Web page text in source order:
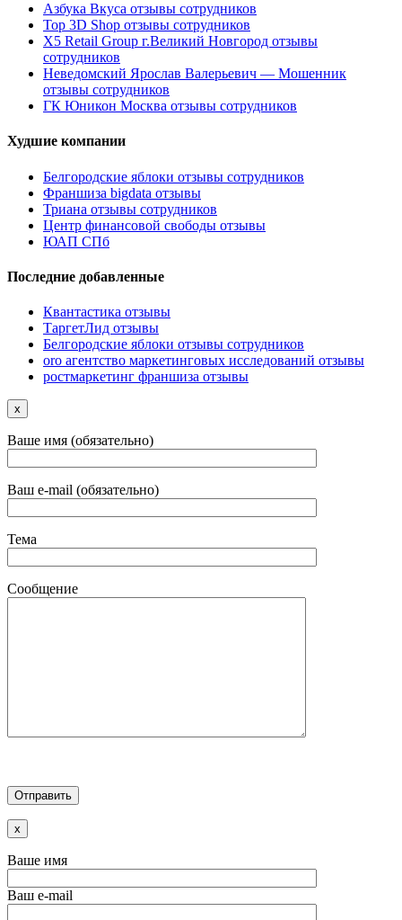
Азбука Вкуса отзывы сотрудников
Top 3D Shop отзывы сотрудников
X5 Retail Group г.Великий Новгород отзывы
сотрудников
Неведомский Ярослав Валерьевич — Мошенник
отзывы сотрудников
ГК Юникон Москва отзывы сотрудников
Худшие компании
Белгородские яблоки отзывы сотрудников
Франшиза bigdata отзывы
Триана отзывы сотрудников
Центр финансовой свободы отзывы
ЮАП СПб
Последние добавленные
Квантастика отзывы
ТаргетЛид отзывы
Белгородские яблоки отзывы сотрудников
oro агентство маркетинговых исследований отзывы
ростмаркетинг франшиза отзывы
x
Ваше имя (обязательно)
Ваш e-mail (обязательно)
Тема
Сообщение
x
Ваше имя
Ваш e-mail